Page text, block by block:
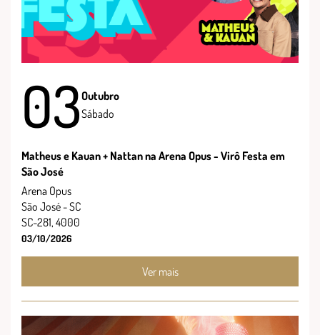
03Outubro
Sábado
Matheus e Kauan + Nattan na Arena Opus - Virô Festa em
São José
Arena Opus
São José - SC
SC-281, 4000
03/10/2026
Ver mais